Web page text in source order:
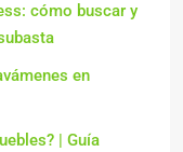
cómo buscar y
en
| Guía